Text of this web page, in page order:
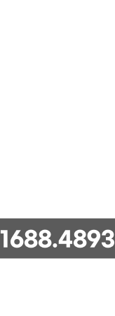
1688.4893